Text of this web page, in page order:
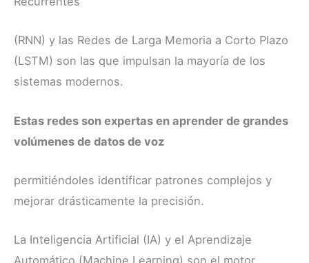
(RNN) y las Redes de Larga Memoria a Corto Plazo
(LSTM) son las que impulsan la mayoría de los
sistemas modernos.
Estas redes son expertas en aprender de grandes
volúmenes de datos de voz
permitiéndoles identificar patrones complejos y
mejorar drásticamente la precisión.
La Inteligencia Artificial (IA) y el Aprendizaje